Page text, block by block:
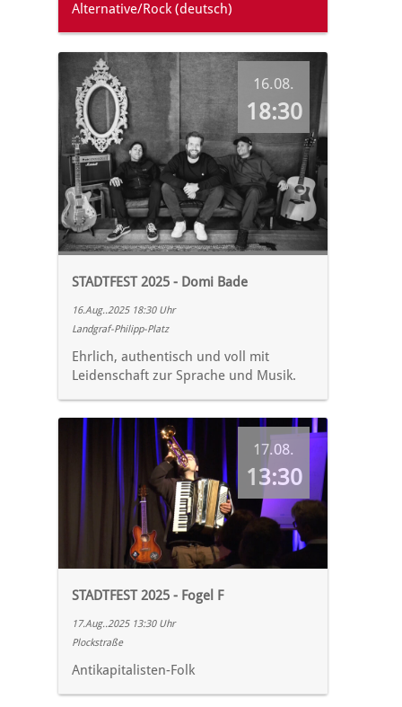
Alternative/Rock (deutsch)
16.08.
18:30
STADTFEST 2025 - Domi Bade
16.Aug..2025 18:30 Uhr
Landgraf-Philipp-Platz
Ehrlich, authentisch und voll mit
Leidenschaft zur Sprache und Musik.
17.08.
13:30
STADTFEST 2025 - Fogel F
17.Aug..2025 13:30 Uhr
Plockstraße
Antikapitalisten-Folk